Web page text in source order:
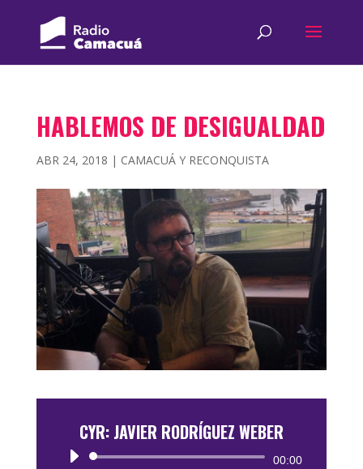
HABLEMOS DE DESIGUALDAD
ABR 24, 2018 | CAMACUÁ Y RECONQUISTA
CYR: JAVIER RODRÍGUEZ WEBER
Reproductor
00:00